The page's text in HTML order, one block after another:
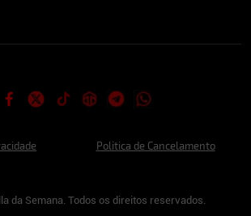
Politica de Cancelamento
da Semana. Todos os direitos reservados.